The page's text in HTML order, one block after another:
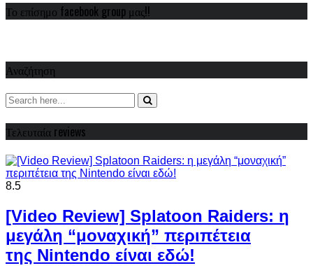
Το επίσημο facebook group μας!!
Αναζήτηση
Τελευταία reviews
8.5
[Video Review] Splatoon Raiders: η
μεγάλη “μοναχική” περιπέτεια
της Nintendo είναι εδώ!